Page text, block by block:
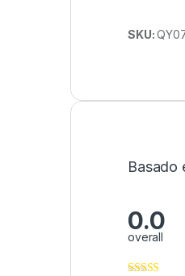
SKU:
Basado
0.0
overall